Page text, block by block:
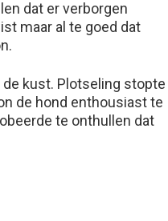
dat er verborgen
maar al te goed dat
kust. Plotseling stopte
de hond enthousiast te
te onthullen dat